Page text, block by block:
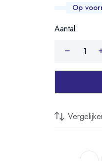
Op
Aantal